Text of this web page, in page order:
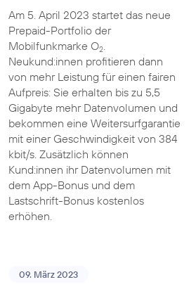
Am 5. April 2023 startet das neue
Prepaid-Portfolio der
Mobilfunkmarke O2.
Neukund:innen profitieren dann
von mehr Leistung für einen fairen
Aufpreis: Sie erhalten bis zu 5,5
Gigabyte mehr Datenvolumen und
bekommen eine Weitersurfgarantie
mit einer Geschwindigkeit von 384
kbit/s. Zusätzlich können
Kund:innen ihr Datenvolumen mit
dem App-Bonus und dem
Lastschrift-Bonus kostenlos
erhöhen.
09. März 2023